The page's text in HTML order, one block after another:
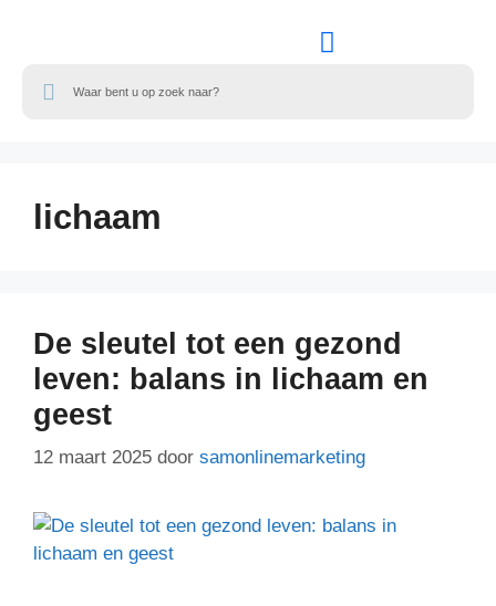
lichaam
De sleutel tot een gezond
leven: balans in lichaam en
geest
12 maart 2025 door samonlinemarketing